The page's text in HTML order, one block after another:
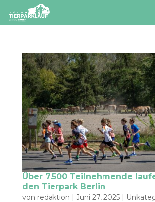
Über 7.500 Teilnehmende
den Tierpark Berlin
von redaktion | Juni 27, 2025|